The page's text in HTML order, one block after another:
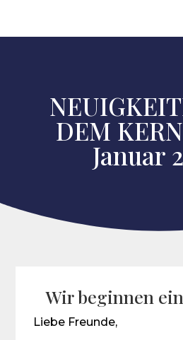
DEM
Januar
Wir beginnen
Liebe Freunde,